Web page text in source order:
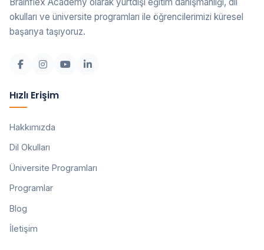
okulları ve üniversite programları ile öğrencilerimizi küresel
başarıya taşıyoruz.
Hızlı Erişim
Hakkımızda
Dil Okulları
Üniversite Programları
Programlar
Blog
İletişim